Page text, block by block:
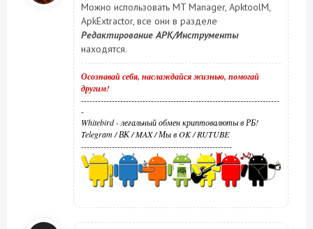
Можно использовать MT Manager, ApktoolM,
ApkExtractor, все они в разделе
Редактирование APK/Инструменты
находятся.
Осознавай себя, наслаждайся жизнью, помогай
другим!
-----------------------------------------------------------------------
-
Whitebird - легальный обмен криптовалюты в РБ!
Telegram/ВК/MAX/Мы в OK/RUTUBE
------------------------------------------------------